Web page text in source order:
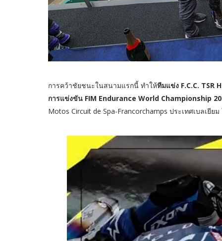
การคว้าชัยชนะในสนามแรกนี้ ทำให้ทีมแข่ง F.C.C.
การแข่งขัน FIM Endurance World Championship
Motos Circuit de Spa-Francorchamps ประเทศเบลเยี